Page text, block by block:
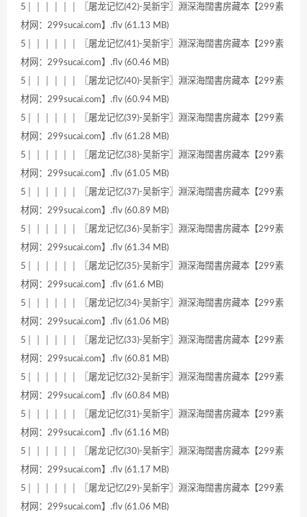
5│ │ │ │ │ │ 〖屠龙记忆(42)-吴新宇〗淵深海闊書房藏本【299素
材网：299sucai.com】.flv (61.13 MB)
5│ │ │ │ │ │ 〖屠龙记忆(41)-吴新宇〗淵深海闊書房藏本【299素
材网：299sucai.com】.flv (60.46 MB)
5│ │ │ │ │ │ 〖屠龙记忆(40)-吴新宇〗淵深海闊書房藏本【299素
材网：299sucai.com】.flv (60.94 MB)
5│ │ │ │ │ │ 〖屠龙记忆(39)-吴新宇〗淵深海闊書房藏本【299素
材网：299sucai.com】.flv (61.28 MB)
5│ │ │ │ │ │ 〖屠龙记忆(38)-吴新宇〗淵深海闊書房藏本【299素
材网：299sucai.com】.flv (61.05 MB)
5│ │ │ │ │ │ 〖屠龙记忆(37)-吴新宇〗淵深海闊書房藏本【299素
材网：299sucai.com】.flv (60.89 MB)
5│ │ │ │ │ │ 〖屠龙记忆(36)-吴新宇〗淵深海闊書房藏本【299素
材网：299sucai.com】.flv (61.34 MB)
5│ │ │ │ │ │ 〖屠龙记忆(35)-吴新宇〗淵深海闊書房藏本【299素
材网：299sucai.com】.flv (61.6 MB)
5│ │ │ │ │ │ 〖屠龙记忆(34)-吴新宇〗淵深海闊書房藏本【299素
材网：299sucai.com】.flv (61.06 MB)
5│ │ │ │ │ │ 〖屠龙记忆(33)-吴新宇〗淵深海闊書房藏本【299素
材网：299sucai.com】.flv (60.81 MB)
5│ │ │ │ │ │ 〖屠龙记忆(32)-吴新宇〗淵深海闊書房藏本【299素
材网：299sucai.com】.flv (60.84 MB)
5│ │ │ │ │ │ 〖屠龙记忆(31)-吴新宇〗淵深海闊書房藏本【299素
材网：299sucai.com】.flv (61.16 MB)
5│ │ │ │ │ │ 〖屠龙记忆(30)-吴新宇〗淵深海闊書房藏本【299素
材网：299sucai.com】.flv (61.17 MB)
5│ │ │ │ │ │ 〖屠龙记忆(29)-吴新宇〗淵深海闊書房藏本【299素
材网：299sucai.com】.flv (61.06 MB)